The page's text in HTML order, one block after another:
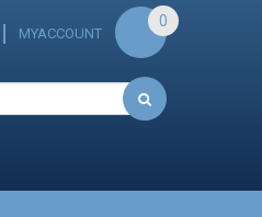
MYACCOUNT
0